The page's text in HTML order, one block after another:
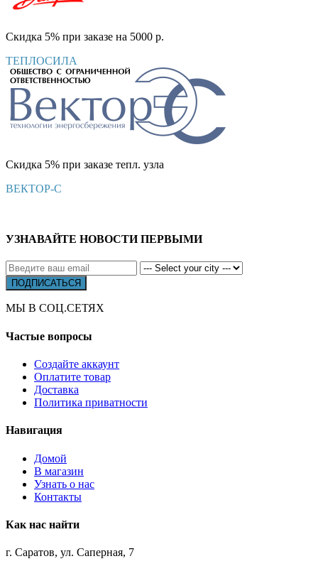
Скидка 5% при заказе на 5000 р.
ТЕПЛОСИЛА
Скидка 5% при заказе тепл. узла
ВЕКТОР-С
УЗНАВАЙТЕ НОВОСТИ ПЕРВЫМИ
МЫ В СОЦ.СЕТЯХ
Частые вопросы
Создайте аккаунт
Оплатите товар
Доставка
Политика приватности
Навигация
Домой
В магазин
Узнать о нас
Контакты
Как нас найти
г. Саратов, ул. Саперная, 7